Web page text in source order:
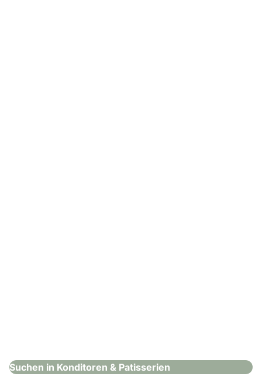
Suchen in Konditoren & Patisserien